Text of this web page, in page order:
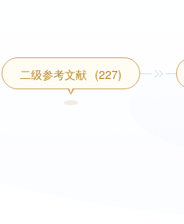
二级参考文献 (227)